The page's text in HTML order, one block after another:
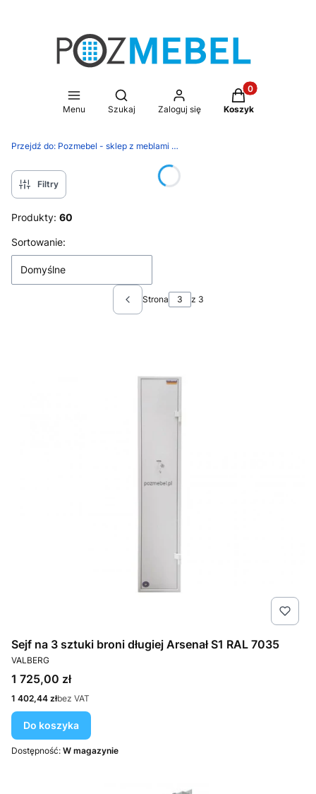
Menu
Otwórz wyszukiwarkę
Szukaj Zaloguj się
Produkty w
Koszyk
Przejdź do: Pozmebel - sklep z meblami metalowymi
Filtry
Produkty: 60
Lista produktów
Sortowanie:
Domyślne
Poprzednie produkty
Strona z 3
Sejf na 3 sztuki broni długiej Arsenał S1 RAL 7035
PRODUCENT
VALBERG
Cena
1 725,00 zł
Cena
1 402,44 złbez VAT
Do koszyka
Dostępność: W magazynie